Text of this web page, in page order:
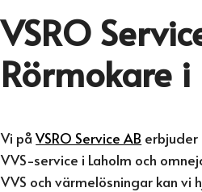
VSRO
Rörmokare i
Vi påVSRO Service AB
VVS-service i Laholm och
VVS och värmelösningar kan